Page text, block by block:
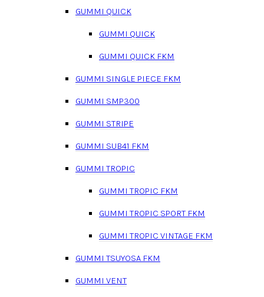
GUMMI QUICK
GUMMI QUICK
GUMMI QUICK FKM
GUMMI SINGLE PIECE FKM
GUMMI SMP300
GUMMI STRIPE
GUMMI SUB41 FKM
GUMMI TROPIC
GUMMI TROPIC FKM
GUMMI TROPIC SPORT FKM
GUMMI TROPIC VINTAGE FKM
GUMMI TSUYOSA FKM
GUMMI VENT